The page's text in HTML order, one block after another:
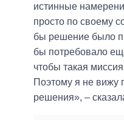
истинные
просто по своему
бы решение было
бы потребовало
чтобы такая
Поэтому я не вижу
решения», –